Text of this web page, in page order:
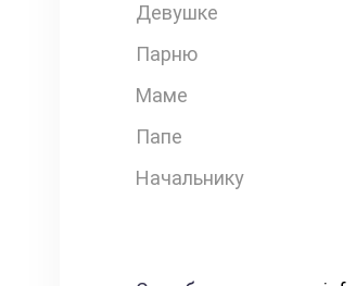
Девушке
Парню
Маме
Папе
Начальнику